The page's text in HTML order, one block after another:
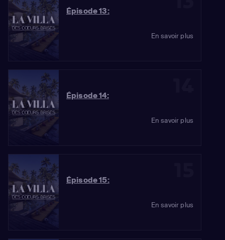
Épisode 13:
En savoir plus
Épisode 14:
En savoir plus
Épisode 15:
En savoir plus